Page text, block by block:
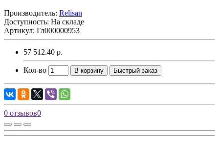
Производитель: Relisan
Доступность: На складе
Артикул: Гл000000953
57 512.40 р.
Кол-во В корзину Быстрый заказ
0 отзывов0